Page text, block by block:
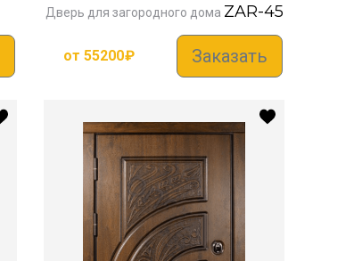
Дверь для загородного дома ZAR-45
от 55200₽ Заказать